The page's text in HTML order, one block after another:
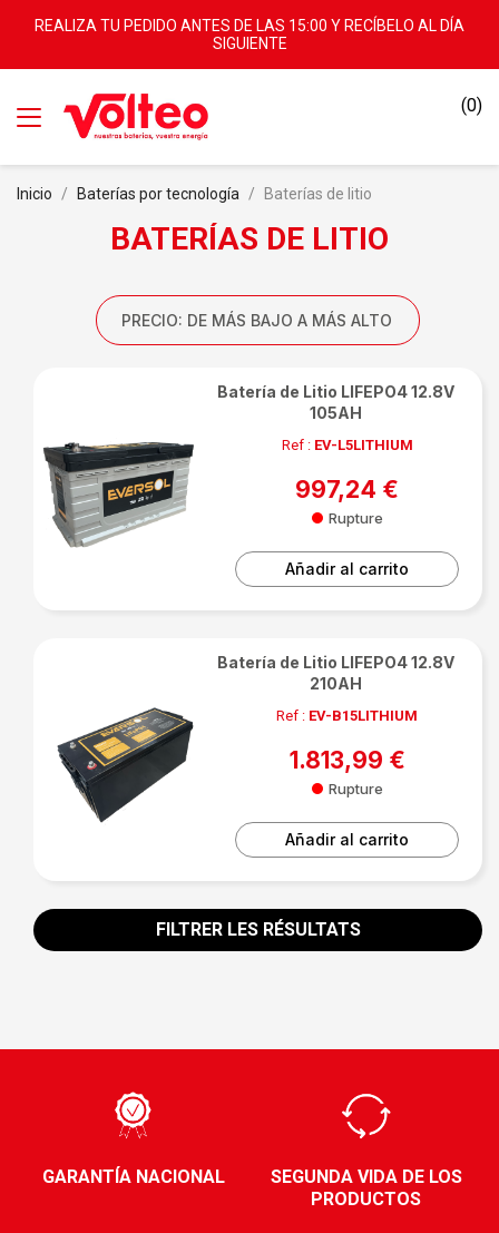
REALIZA TU PEDIDO ANTES DE LAS 15:00 Y RECÍBELO AL DÍA
SIGUIENTE
(0)
Inicio Baterías por tecnología Baterías de litio
BATERÍAS DE LITIO
PRECIO: DE MÁS BAJO A MÁS ALTO
Batería de Litio LIFEPO4 12.8V
105AH
Ref : EV-L5LITHIUM
997,24 €
Rupture
Añadir al carrito
Batería de Litio LIFEPO4 12.8V
210AH
Ref : EV-B15LITHIUM
1.813,99 €
Rupture
Añadir al carrito
FILTRER LES RÉSULTATS
GARANTÍA NACIONAL
SEGUNDA VIDA DE LOS
PRODUCTOS